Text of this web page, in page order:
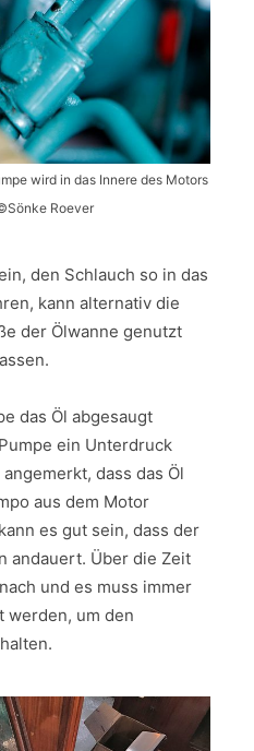
wird in das Innere des Motors
Roever
den Schlauch so in das
kann alternativ die
der Ölwanne genutzt
das Öl abgesaugt
ein Unterdruck
dass das Öl
aus dem Motor
es gut sein, dass der
andauert. Über die Zeit
und es muss immer
werden, um den